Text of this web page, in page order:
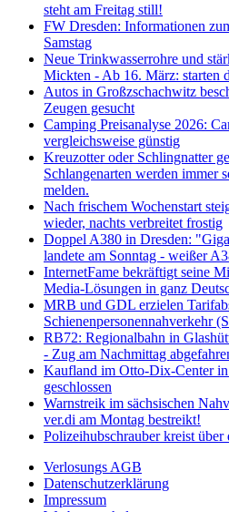
steht am Freitag still!
FW Dresden: Informationen
Samstag
Neue Trinkwasserrohre und
Mickten - Ab 16. März: starten
Autos in Großzschachwitz
Zeugen gesucht
Camping Preisanalyse 2026:
vergleichsweise günstig
Kreuzotter oder Schlingnatter
Schlangenarten werden immer
melden.
Nach frischem Wochenstart
wieder, nachts verbreitet frostig
Doppel A380 in Dresden:
landete am Sonntag - weißer
InternetFame bekräftigt seine
Media-Lösungen in ganz
MRB und GDL erzielen
Schienenpersonennahverkehr
RB72: Regionalbahn in
- Zug am Nachmittag
Kaufland im Otto-Dix-Center
geschlossen
Warnstreik im sächsischen
ver.di am Montag bestreikt!
Polizeihubschrauber kreist
Verlosungs AGB
Datenschutzerklärung
Impressum